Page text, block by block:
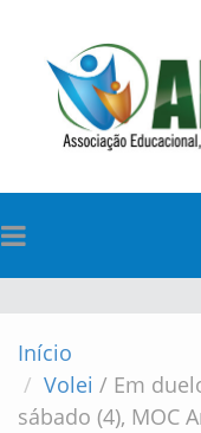
TOGGLE
NAVIGATION
Início
Volei / Em
sábado (4), MOC